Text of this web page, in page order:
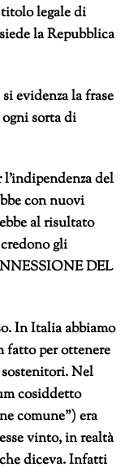
legale di
la Repubblica
evidenza la frase
sorta di
del
con nuovi
al risultato
gli
DEL
In Italia abbiamo
fatto per ottenere
Nel
cosiddetto
comune”) era
vinto, in realtà
diceva. Infatti